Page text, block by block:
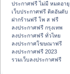
ประกาศฟรี ไม่มี หมดอายุ
เว็บประกาศฟรี ติดอันดับ
ฝากร้านฟรี โพ ส ฟรี
ลงประกาศฟรี กรุงเทพ
ลงประกาศฟรี ทั่วไทย
ลงประกาศโฆษณาฟรี
ลงประกาศฟรี 2023
รวมเว็บลงประกาศฟรี